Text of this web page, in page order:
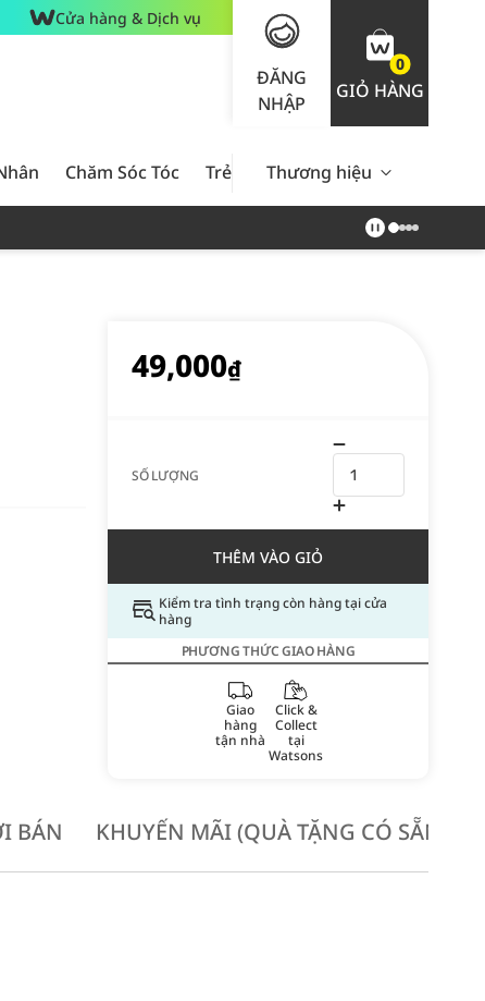
Cửa hàng & Dịch vụ
ĐĂNG
NHẬP
0
GIỎ HÀNG
Chăm Sóc Tóc Trẻ Em Nam Giới Chăm Sóc
Thương hiệu
49,000₫
SỐ LƯỢNG
THÊM VÀO GIỎ
Kiểm tra tình trạng còn hàng tại cửa
hàng
PHƯƠNG THỨC GIAO HÀNG
Giao
hàng
tận nhà
Click &
Collect
tại
Watsons
BÁN KHUYẾN MÃI (QUÀ TẶNG CÓ SẴN